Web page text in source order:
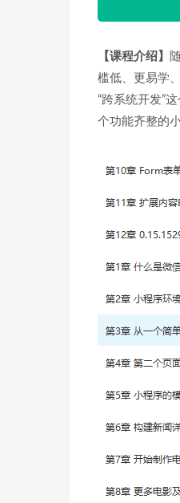
【课程介绍】
槛低、更易学
“跨系统开发”
个功能齐整的